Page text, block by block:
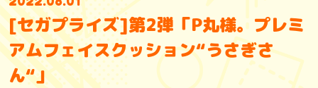
[セガプライズ]第2弾「P丸様。プレミ
アムフェイスクッション“うさぎさ
ん“」